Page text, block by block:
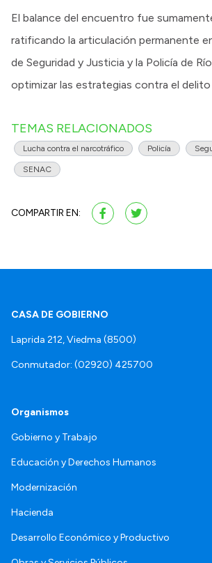
​El balance del encuentro fue
ratificando la articulación permanente
de Seguridad y Justicia y la Policía de
optimizar las estrategias contra el delito
TEMAS RELACIONADOS
Lucha contra el narcotráfico Policía
SENAC
COMPARTIR EN:
CASA DE GOBIERNO
Laprida 212, Viedma (8500)
Conmutador: (02920) 425700
Organismos
Gobierno y Trabajo
Educación y Derechos Humanos
Modernización
Hacienda
Desarrollo Económico y Productivo